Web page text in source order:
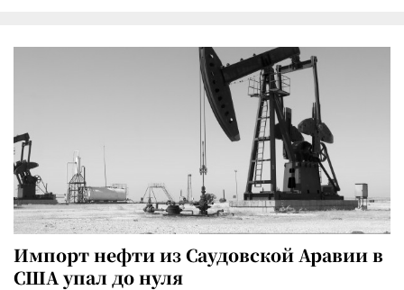
Импорт нефти из Саудовской Аравии в
США упал до нуля